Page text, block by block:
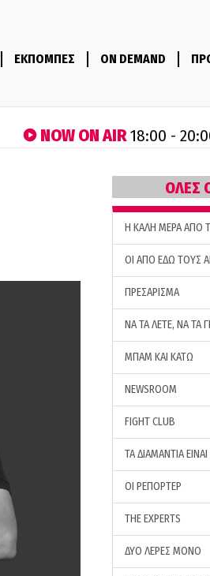
ΕΚΠΟΜΠΕΣ ON DEMAND
NOW ON AIR18:00 -
ΟΛΕΣ
H ΚΑΛΗ ΜΕΡΑ ΑΠΟ
ΟΙ ΑΠΟ ΕΔΩ ΤΟΥΣ
ΠΡΕΣΑΡΙΣΜΑ
ΝΑ ΤΑ ΛΕΤΕ, ΝΑ ΤΑ
ΜΠΑΜ ΚΑΙ ΚΑΤΩ
NEWSROOM
FIGHT CLUB
ΤΑ ΔΙΑΜΑΝΤΙΑ
ΟΙ ΡΕΠΟΡΤΕΡ
THE EXPERTS
ΔΥΟ ΛΕΡΕΣ ΜΟΝΟ